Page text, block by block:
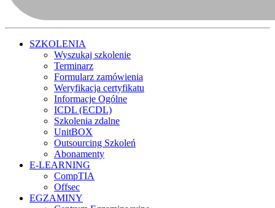
SZKOLENIA
Wyszukaj szkolenie
Terminarz
Formularz zamówienia
Weryfikacja certyfikatu
Informacje Ogólne
ICDL (ECDL)
Szkolenia zdalne
UnitBOX
Outsourcing Szkoleń
Abonamenty
E-LEARNING
CompTIA
Offsec
EGZAMINY